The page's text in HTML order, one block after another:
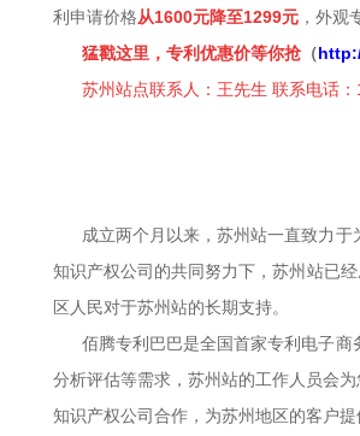
利申请价格从1600元降至1299元，外观
猛戳这里，专利优惠价等你抢（
苏州站点联系人：王先生 联系电话：
成立两个月以来，苏州站一直致力
知识产权公司的共同努力下，苏州站已
区人民对于苏州站的长期支持。
佰腾专利巴巴是全国首家专利电子
分析评估等需求，苏州站的工作人员会
知识产权公司合作，为苏州地区的客户